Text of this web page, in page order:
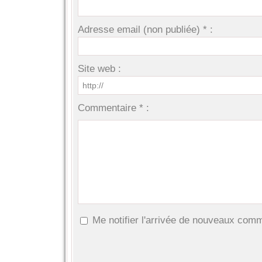
Adresse email (non publiée) * :
Site web :
Commentaire * :
Me notifier l'arrivée de nouveaux